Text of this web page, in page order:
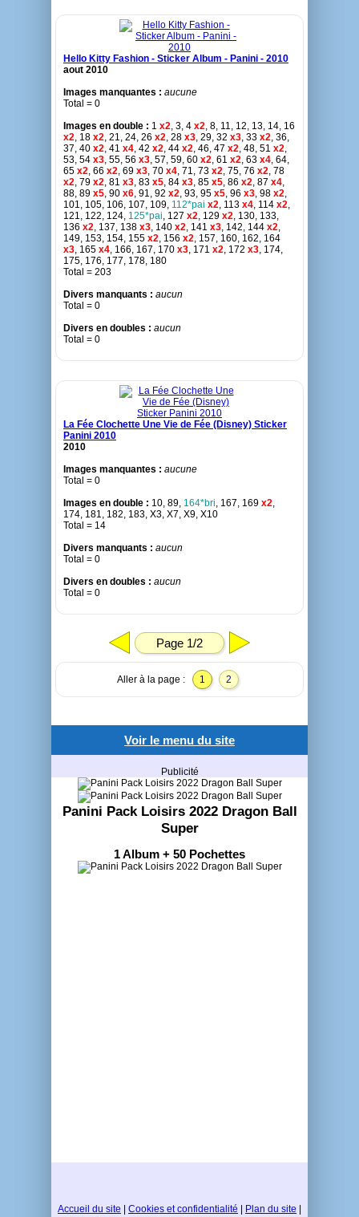
Hello Kitty Fashion - Sticker Album - Panini - 2010
aout 2010
Images manquantes : aucune
Total = 0
Images en double : 1 x2, 3, 4 x2, 8, 11, 12, 13, 14, 16
x2, 18 x2, 21, 24, 26 x2, 28 x3, 29, 32 x3, 33 x2, 36,
37, 40 x2, 41 x4, 42 x2, 44 x2, 46, 47 x2, 48, 51 x2,
53, 54 x3, 55, 56 x3, 57, 59, 60 x2, 61 x2, 63 x4, 64,
65 x2, 66 x2, 69 x3, 70 x4, 71, 73 x2, 75, 76 x2, 78
x2, 79 x2, 81 x3, 83 x5, 84 x3, 85 x5, 86 x2, 87 x4,
88, 89 x5, 90 x6, 91, 92 x2, 93, 95 x5, 96 x3, 98 x2,
101, 105, 106, 107, 109, 112*pai x2, 113 x4, 114 x2,
121, 122, 124, 125*pai, 127 x2, 129 x2, 130, 133,
136 x2, 137, 138 x3, 140 x2, 141 x3, 142, 144 x2,
149, 153, 154, 155 x2, 156 x2, 157, 160, 162, 164
x3, 165 x4, 166, 167, 170 x3, 171 x2, 172 x3, 174,
175, 176, 177, 178, 180
Total = 203
Divers manquants : aucun
Total = 0
Divers en doubles : aucun
Total = 0
La Fée Clochette Une Vie de Fée (Disney) Sticker
Panini 2010
2010
Images manquantes : aucune
Total = 0
Images en double : 10, 89, 164*bri, 167, 169 x2,
174, 181, 182, 183, X3, X7, X9, X10
Total = 14
Divers manquants : aucun
Total = 0
Divers en doubles : aucun
Total = 0
Page 1/2
Aller à la page : 1 2
Voir le menu du site
Publicité
Panini Pack Loisirs 2022 Dragon Ball
Super
1 Album + 50 Pochettes
Accueil du site Cookies et confidentialité Plan du site